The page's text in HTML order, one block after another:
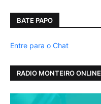
BATE PAPO
Entre para o Chat
RADIO MONTEIRO ONLINE